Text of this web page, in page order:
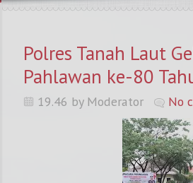
Polres Tanah Laut
Pahlawan ke-80
19.46 by Moderator No